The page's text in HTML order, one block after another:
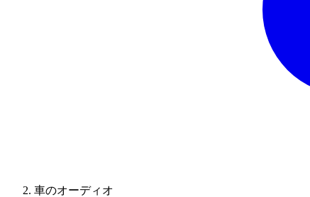
車のオーディオ